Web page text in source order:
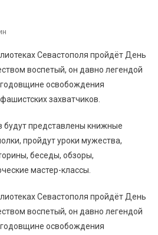
Севастополя пройдёт День
воспетый, он давно легендой
освобождения
захватчиков.
будут представлены книжные
пройдут уроки мужества,
беседы, обзоры,
мастер-классы.
Севастополя пройдёт День
воспетый, он давно легендой
освобождения